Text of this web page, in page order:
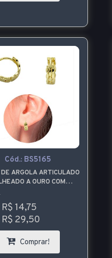
Cód.: BS5165
DE ARGOLA ARTICULADO
A OURO COM
R$ 14,75
R$ 29,50
Comprar!